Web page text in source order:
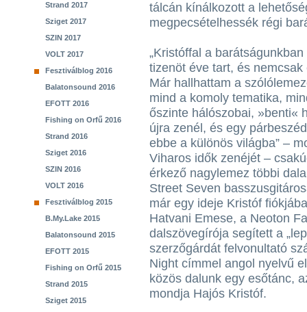
Strand 2017
Sziget 2017
SZIN 2017
VOLT 2017
Fesztiválblog 2016
Balatonsound 2016
EFOTT 2016
Fishing on Orfű 2016
Strand 2016
Sziget 2016
SZIN 2016
VOLT 2016
Fesztiválblog 2015
B.My.Lake 2015
Balatonsound 2015
EFOTT 2015
Fishing on Orfű 2015
Strand 2015
Sziget 2015
tálcán kínálkozott a
megpecsételhessék régi
„Kristóffal a
tizenöt éve tart, és
Már hallhattam a
mind a komoly tematika,
őszinte hálószobai, »benti«
újra zenél, és egy
ebbe a különös világba” –
Viharos idők zenéjét –
érkező nagylemez többi
Street Seven
már egy ideje Kristóf
Hatvani Emese, a Neoton
dalszövegírója segített a
szerzőgárdát felvonultató
Night címmel angol nyelvű
közös dalunk egy esőtánc,
mondja Hajós Kristóf.